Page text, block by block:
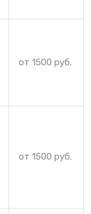
от 1500 руб.
от 1500 руб.